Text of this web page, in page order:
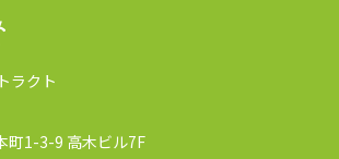
ラクト
町1-3-9 高木ビル7F